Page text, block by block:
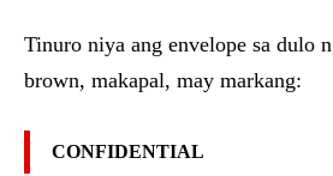
Tinuro niya ang envelope sa dulo
brown, makapal, may markang:
CONFIDENTIAL